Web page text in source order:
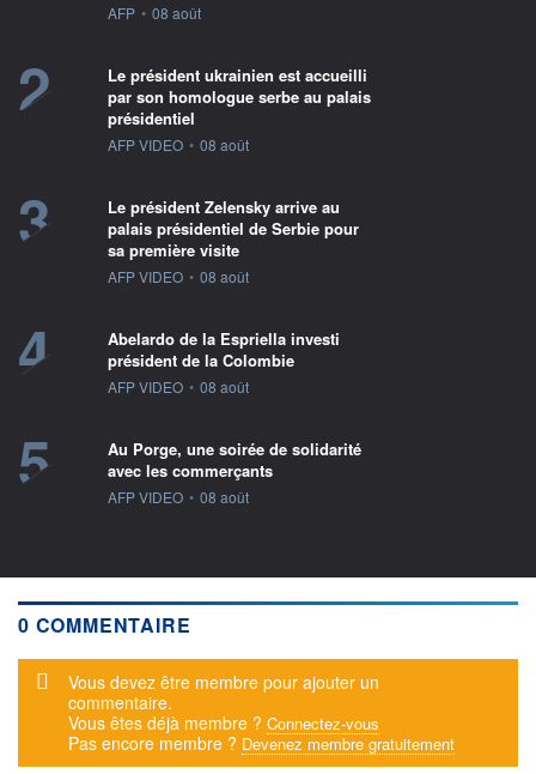
information fournie par
AFP • 08 août
2
Le président ukrainien est accueilli
par son homologue serbe au palais
présidentiel
information fournie par
AFP VIDEO • 08 août
3
Le président Zelensky arrive au
palais présidentiel de Serbie pour
sa première visite
information fournie par
AFP VIDEO • 08 août
4
Abelardo de la Espriella investi
président de la Colombie
information fournie par
AFP VIDEO • 08 août
5
Au Porge, une soirée de solidarité
avec les commerçants
information fournie par
AFP VIDEO • 08 août
0 COMMENTAIRE
Message d'alerte
Vous devez être membre pour ajouter un
commentaire.
Vous êtes déjà membre ? Connectez-vous
Pas encore membre ? Devenez membre gratuitement